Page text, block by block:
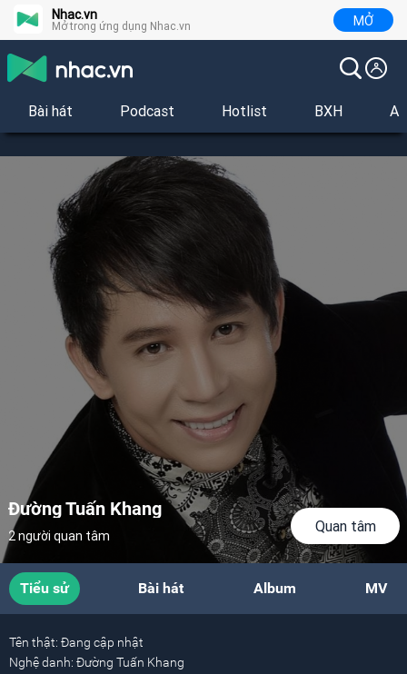
Nhac.vn
Mở trong ứng dụng Nhac.vn MỞ
Bài hát Podcast Hotlist BXH
Đường Tuấn Khang
2 người quan tâm
Quan tâm
Tiểu sử Bài hát Album MV
Tên thật: Đang cập nhật
Nghệ danh: Đường Tuấn Khang